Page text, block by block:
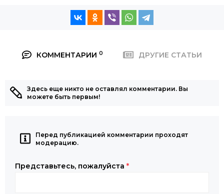
КОММЕНТАРИИ 0 ДРУГИЕ СТАТЬИ
Здесь еще никто не оставлял комментарии. Вы
можете быть первым!
Перед публикацией комментарии проходят
модерацию.
Представьтесь, пожалуйста *